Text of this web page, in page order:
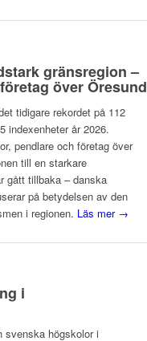
gränsregion –
över Öresund
tidigare rekordet på 112
indexenheter år 2026.
pendlare och företag över
till en starkare
gått tillbaka – danska
på betydelsen av den
i regionen. Läs mer →
i
svenska högskolor i